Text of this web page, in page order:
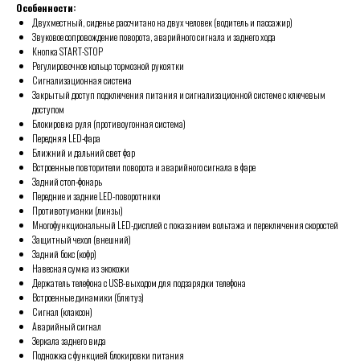
Особенности:
Двухместный, сиденье рассчитано на двух человек (водитель и пассажир)
Звуковое сопровождение поворота, аварийного сигнала и заднего хода
Кнопка START-STOP
Регулировочное кольцо тормозной рукоятки
Сигнализационная система
Закрытый доступ подключения питания и сигнализационной системе с ключевым
доступом
Блокировка руля (противоугонная система)
Передняя LED-фара
Ближний и дальний свет фар
Встроенные повторители поворота и аварийного сигнала в фаре
Задний стоп-фонарь
Передние и задние LED-поворотники
Противотуманки (линзы)
Многофункциональный LED-дисплей с показанием вольтажа и переключения скоростей
Защитный чехол (внешний)
Задний бокс (кофр)
Навесная сумка из экокожи
Держатель телефона с USB-выходом для подзарядки телефона
Встроенные динамики (блютуз)
Сигнал (клаксон)
Аварийный сигнал
Зеркала заднего вида
Подножка с функцией блокировки питания